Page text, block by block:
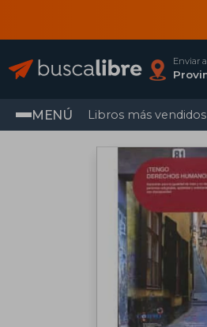
Enviar a
MENÚ Libros más vendidos